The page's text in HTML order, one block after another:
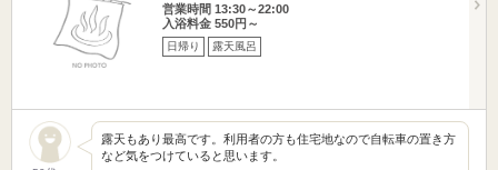
営業時間 13:30～22:00
入浴料金 550円～
日帰り 露天風呂
露天もあり最高です。利用者の方も住宅地なので自転車の置き方
など気をつけていると思います。